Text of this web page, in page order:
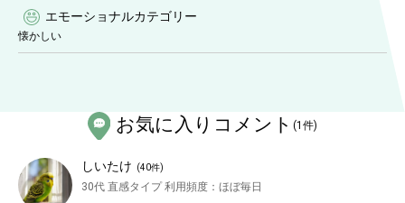
エモーショナルカテゴリー
懐かしい
お気に入りコメント (1 件)
しいたけ (40件)
30代 直感タイプ利用頻度： ほぼ毎日